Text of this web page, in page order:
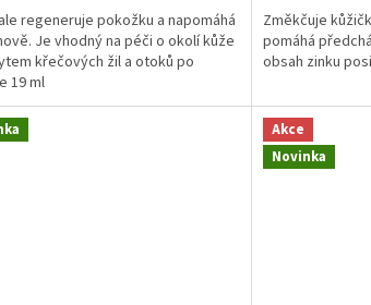
regeneruje pokožku a napomáhá
Je vhodný na péči o okolí kůže
křečových žil a otoků po
19 ml
Změkčuje
pomáhá
obsah zinku
Akce
Novinka